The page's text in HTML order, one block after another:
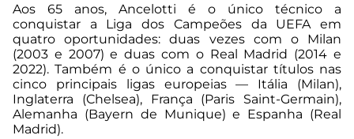
Aos 65 anos, Ancelotti é o único técnico a
conquistar a Liga dos Campeões da UEFA em
quatro oportunidades: duas vezes com o Milan
(2003 e 2007) e duas com o Real Madrid (2014 e
2022). Também é o único a conquistar títulos nas
cinco principais ligas europeias — Itália (Milan),
Inglaterra (Chelsea), França (Paris Saint-Germain),
Alemanha (Bayern de Munique) e Espanha (Real
Madrid).